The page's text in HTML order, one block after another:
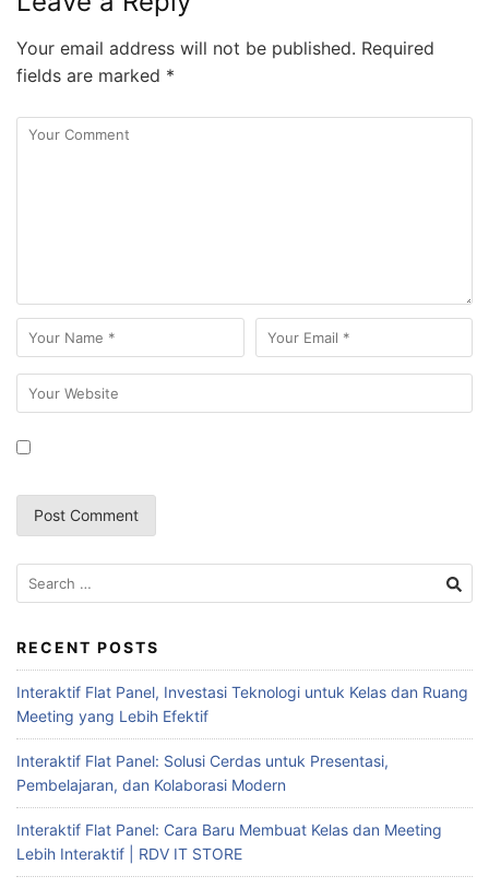
Your email address will not be published. Required
fields are marked *
RECENT POSTS
Interaktif Flat Panel, Investasi Teknologi untuk Kelas dan Ruang
Meeting yang Lebih Efektif
Interaktif Flat Panel: Solusi Cerdas untuk Presentasi,
Pembelajaran, dan Kolaborasi Modern
Interaktif Flat Panel: Cara Baru Membuat Kelas dan Meeting
Lebih Interaktif | RDV IT STORE